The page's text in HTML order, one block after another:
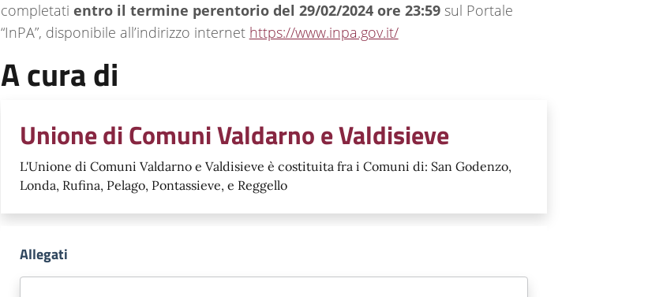
completati entro il termine perentorio del 29/02/2024 ore 23:59sul Portale
“InPA”, disponibile all’indirizzo internet https://www.inpa.gov.it/
A cura di
Unione di Comuni Valdarno e Valdisieve
L'Unione di Comuni Valdarno e Valdisieve è costituita fra i Comuni di: San Godenzo,
Londa, Rufina, Pelago, Pontassieve, e Reggello
Allegati